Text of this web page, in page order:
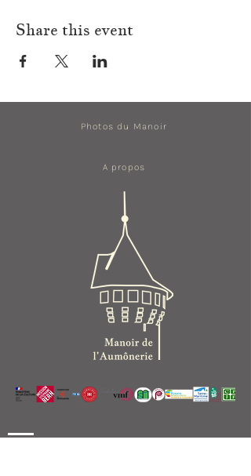
Share this event
Photos du Manoir
A propos